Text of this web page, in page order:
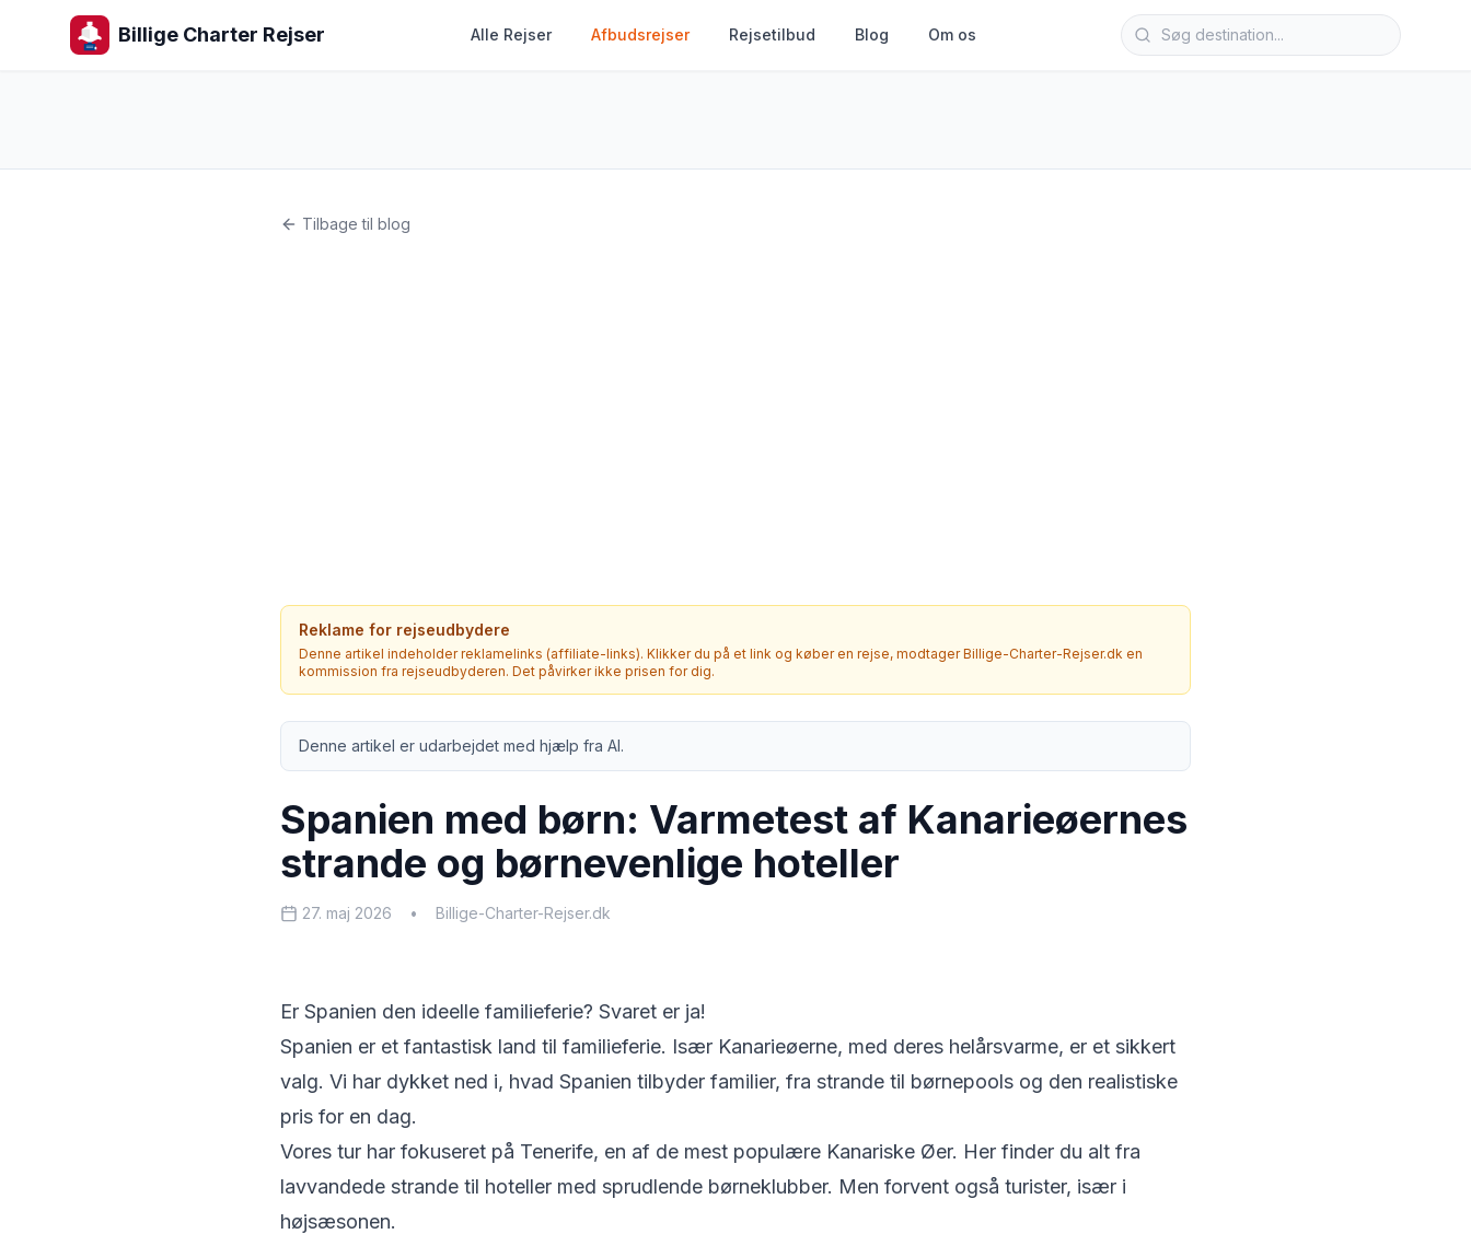
Billige Charter Rejser Alle Rejser Afbudsrejser Rejsetilbud Blog Om os
Tilbage til blog
Reklame for rejseudbydere
Denne artikel indeholder reklamelinks (affiliate-links). Klikker du på et link og køber en rejse, modtager Billige-Charter-Rejser.dk en
kommission fra rejseudbyderen. Det påvirker ikke prisen for dig.
Denne artikel er udarbejdet med hjælp fra AI.
Spanien med børn: Varmetest af Kanarieøernes
strande og børnevenlige hoteller
27. maj 2026 • Billige-Charter-Rejser.dk
Er Spanien den ideelle familieferie? Svaret er ja!
Spanien er et fantastisk land til familieferie. Især Kanarieøerne, med deres helårsvarme, er et sikkert
valg. Vi har dykket ned i, hvad Spanien tilbyder familier, fra strande til børnepools og den realistiske
pris for en dag.
Vores tur har fokuseret på Tenerife, en af de mest populære Kanariske Øer. Her finder du alt fra
lavvandede strande til hoteller med sprudlende børneklubber. Men forvent også turister, især i
højsæsonen.